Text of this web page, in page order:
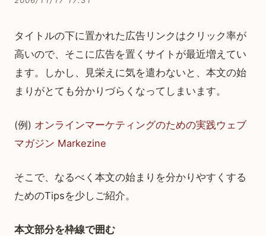
タイトルの下に置かれた広告リンクはクリック率が
高いので、そこに広告を置くサイトが最近増えてい
ます。しかし、見栄えに気を遣わないと、本文の始
まりがとても分かりづらくなってしまいます。
(例) オンラインマーケティングのための実践ウェブ
マガジン Markezine
そこで、なるべく本文の始まりを分かりやすくする
ためのTipsを少しご紹介。
本文部分を枠線で囲む